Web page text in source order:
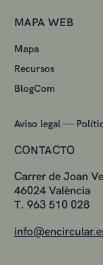
MAPA WEB
Mapa
Recursos
BlogCom
Aviso legal—
CONTACTO
Carrer de Joan
46024 València
T. 963 510 028